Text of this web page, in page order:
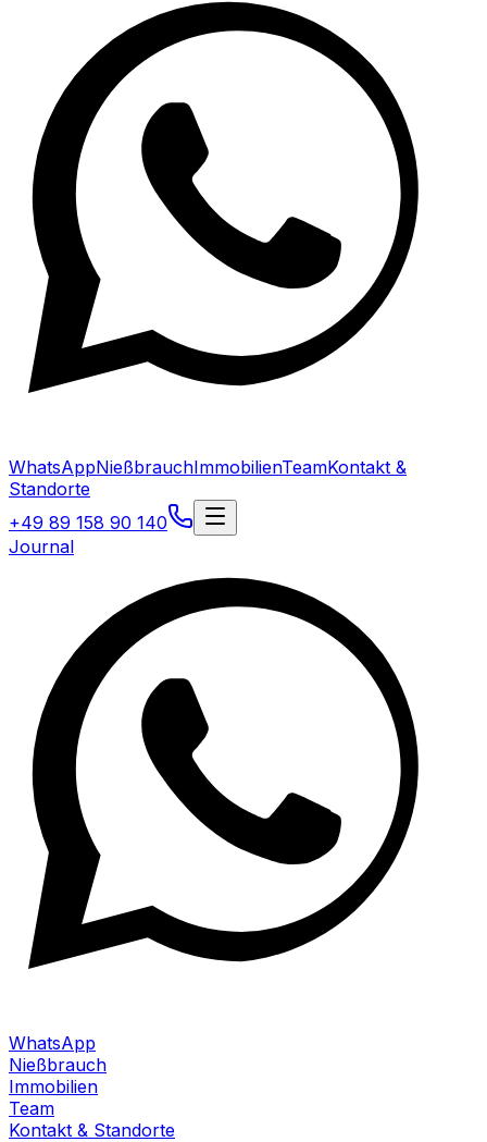
WhatsAppNießbrauchImmobilienTeamKontakt &
Standorte
+49 89 158 90 140
Journal
WhatsApp
Nießbrauch
Immobilien
Team
Kontakt & Standorte